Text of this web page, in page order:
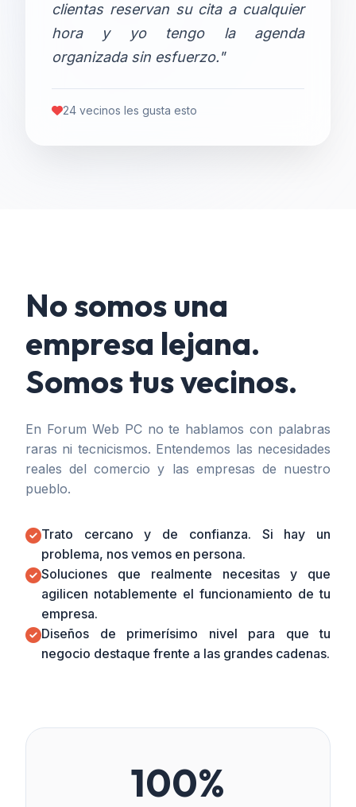
clientas reservan su cita a cualquier
hora y yo tengo la agenda
organizada sin esfuerzo."
24 vecinos les gusta esto
No somos una
empresa lejana.
Somos tus vecinos.
En Forum Web PC no te hablamos con palabras
raras ni tecnicismos. Entendemos las necesidades
reales del comercio y las empresas de nuestro
pueblo.
Trato cercano y de confianza. Si hay un
problema, nos vemos en persona.
Soluciones que realmente necesitas y que
agilicen notablemente el funcionamiento de tu
empresa.
Diseños de primerísimo nivel para que tu
negocio destaque frente a las grandes cadenas.
100%